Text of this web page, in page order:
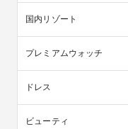
国内リゾート
プレミアムウォッチ
ドレス
ビューティ